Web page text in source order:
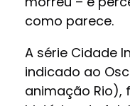
como parece.
A série Cidade
indicado ao
animação Rio),